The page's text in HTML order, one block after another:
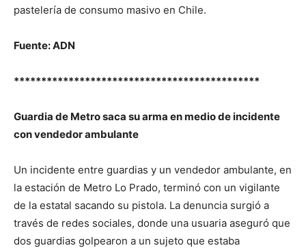
pastelería de consumo masivo en Chile.
Fuente: ADN
*********************************************
Guardia de Metro saca su arma en medio de incidente
con vendedor ambulante
Un incidente entre guardias y un vendedor ambulante, en
la estación de Metro Lo Prado, terminó con un vigilante
de la estatal sacando su pistola. La denuncia surgió a
través de redes sociales, donde una usuaria aseguró que
dos guardias golpearon a un sujeto que estaba